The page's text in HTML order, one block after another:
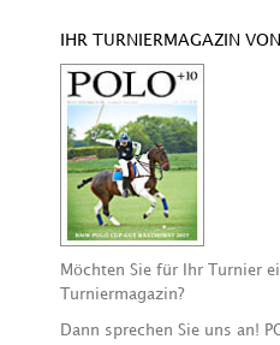
IHR TURNIERMAGAZIN
Möchten Sie für Ihr Turnier
Turniermagazin?
Dann sprechen Sie uns an!